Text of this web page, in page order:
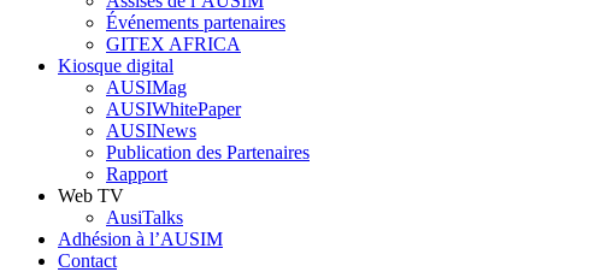
Événements partenaires
GITEX AFRICA
Kiosque digital
AUSIMag
AUSIWhitePaper
AUSINews
Publication des Partenaires
Rapport
Web TV
AusiTalks
Adhésion à l’AUSIM
Contact